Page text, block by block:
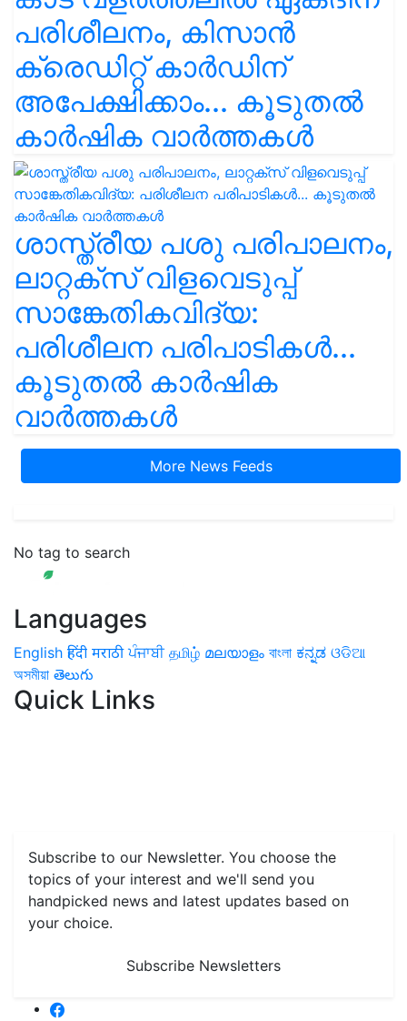
പരിശീലനം, കിസാൻ
ക്രെഡിറ്റ് കാർഡിന്
അപേക്ഷിക്കാം... കൂടുതൽ
കാർഷിക വാർത്തകൾ
ശാസ്ത്രീയ പശു പരിപാലനം,
ലാറ്റക്സ് വിളവെടുപ്പ്
സാങ്കേതികവിദ്യ:
പരിശീലന പരിപാടികൾ...
കൂടുതൽ കാർഷിക
വാർത്തകൾ
More News Feeds
No tag to search
Languages
English हिंदी मराठी ਪੰਜਾਬੀ தமிழ் മലയാളം বাংলা ಕನ್ನಡ ଓଡିଆ
অসমীয়া తెలుగు
Quick Links
Subscribe to our Newsletter. You choose the
topics of your interest and we'll send you
handpicked news and latest updates based on
your choice.
Subscribe Newsletters